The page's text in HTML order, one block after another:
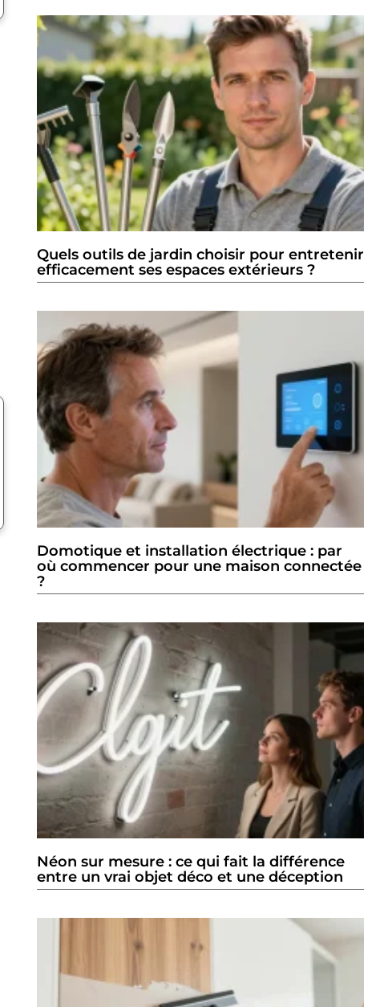
Quels outils de jardin choisir pour entretenir
efficacement ses espaces extérieurs ?
Domotique et installation électrique : par
où commencer pour une maison connectée
?
Néon sur mesure : ce qui fait la différence
entre un vrai objet déco et une déception